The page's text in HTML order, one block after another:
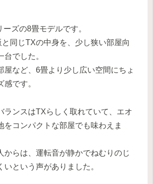
ズの8畳モデルです。
同じTXの中身を、少し狭い部屋向
台でした。
屋など、6畳より少し広い空間にちょ
感です。
ランスはTXらしく取れていて、エオ
をコンパクトな部屋でも味わえま
からは、運転音が静かでねむりのじ
いという声がありました。